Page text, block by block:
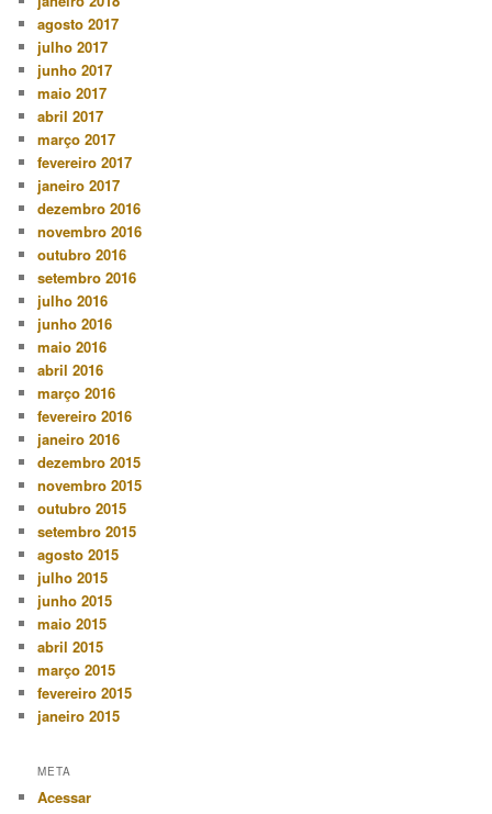
agosto 2017
julho 2017
junho 2017
maio 2017
abril 2017
março 2017
fevereiro 2017
janeiro 2017
dezembro 2016
novembro 2016
outubro 2016
setembro 2016
julho 2016
junho 2016
maio 2016
abril 2016
março 2016
fevereiro 2016
janeiro 2016
dezembro 2015
novembro 2015
outubro 2015
setembro 2015
agosto 2015
julho 2015
junho 2015
maio 2015
abril 2015
março 2015
fevereiro 2015
janeiro 2015
META
Acessar